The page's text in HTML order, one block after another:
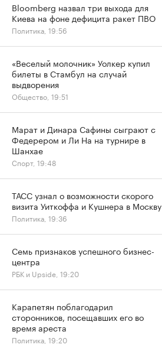
Bloomberg назвал три выхода для
Киева на фоне дефицита ракет ПВО
Политика, 19:56
«Веселый молочник» Уолкер купил
билеты в Стамбул на случай
выдворения
Общество, 19:51
Марат и Динара Сафины сыграют с
Федерером и Ли На на турнире в
Шанхае
Спорт, 19:48
ТАСС узнал о возможности скорого
визита Уиткоффа и Кушнера в Москву
Политика, 19:36
Семь признаков успешного бизнес-
центра
РБК и Upside, 19:20
Карапетян поблагодарил
сторонников, посещавших его во
время ареста
Политика, 19:20